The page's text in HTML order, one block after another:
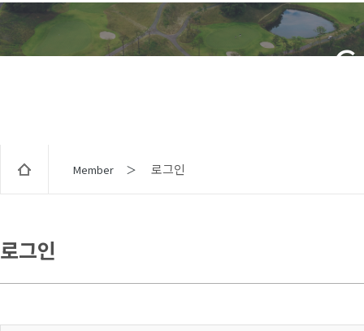
Member ＞ 로그인
로그인